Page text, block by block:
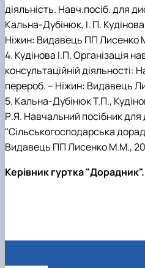
діяльність. Навч.посіб. для
Кальна-Дубінюк, І. П.
Ніжин: Видавець ПП Лисенко
4. Кудінова І.П. Організація
консультаційній діяльності:
перероб. – Ніжин: Видавець
5. Кальна-Дубінюк Т.П.,
Р.Я. Навчальний посібник
"Сільськогосподарська
Видавець ПП Лисенко М.М.,
Керівник гуртка "Дорадник".